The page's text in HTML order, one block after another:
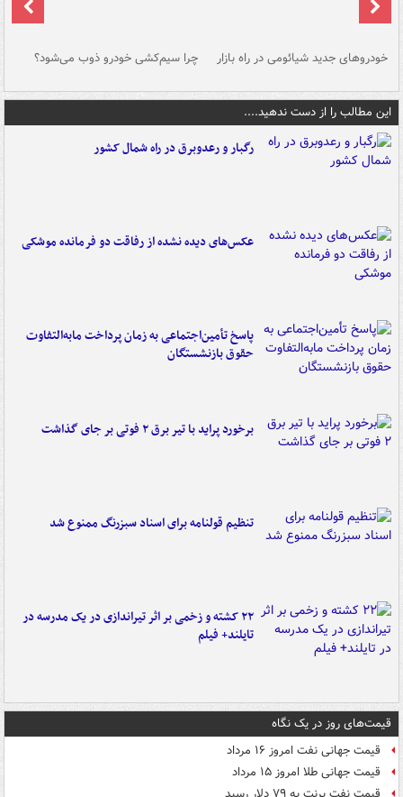
خودروهای جدید شیائومی در راه بازار چرا سیم‌کشی خودرو ذوب می‌شود؟
این مطالب را از دست ندهید....
رگبار و رعدوبرق در راه شمال کشور
عکس‌های دیده نشده از رفاقت دو فرمانده‌ موشکی
پاسخ تأمین‌اجتماعی به زمان پرداخت مابه‌التفاوت
حقوق بازنشستگان
برخورد پراید با تیر برق ۲ فوتی بر جای گذاشت
تنظیم قولنامه برای اسناد سبزرنگ ممنوع شد
۲۲ کشته و زخمی بر اثر تیراندازی در یک مدرسه در
تایلند+ فیلم
قیمت‌های روز در یک نگاه
قیمت جهانی نفت امروز ۱۶ مرداد
قیمت جهانی طلا امروز ۱۵ مرداد